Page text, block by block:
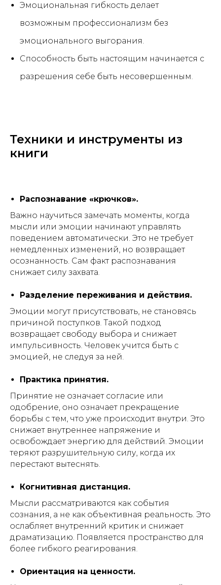
Эмоциональная гибкость делает
возможным профессионализм без
эмоционального выгорания.
Способность быть настоящим начинается с
разрешения себе быть несовершенным.
Техники и инструменты из
книги
Распознавание «крючков».
Важно научиться замечать моменты, когда
мысли или эмоции начинают управлять
поведением автоматически. Это не требует
немедленных изменений, но возвращает
осознанность. Сам факт распознавания
снижает силу захвата.
Разделение переживания и действия.
Эмоции могут присутствовать, не становясь
причиной поступков. Такой подход
возвращает свободу выбора и снижает
импульсивность. Человек учится быть с
эмоцией, не следуя за ней.
Практика принятия.
Принятие не означает согласие или
одобрение, оно означает прекращение
борьбы с тем, что уже происходит внутри. Это
снижает внутреннее напряжение и
освобождает энергию для действий. Эмоции
теряют разрушительную силу, когда их
перестают вытеснять.
Когнитивная дистанция.
Мысли рассматриваются как события
сознания, а не как объективная реальность. Это
ослабляет внутренний критик и снижает
драматизацию. Появляется пространство для
более гибкого реагирования.
Ориентация на ценности.